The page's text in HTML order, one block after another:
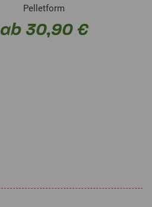
Pelletform
ab 30,90 €